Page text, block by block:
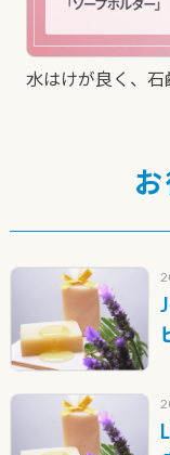
水はけが良く、